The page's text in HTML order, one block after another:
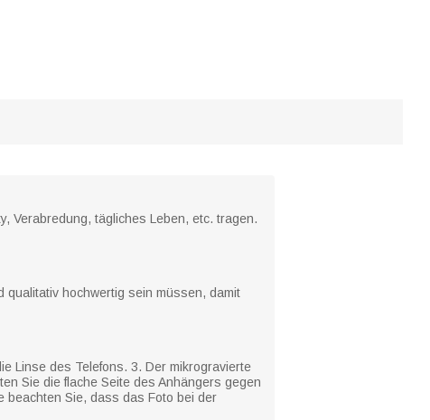
Verabredung, tägliches Leben, etc. tragen.
qualitativ hochwertig sein müssen, damit
Linse des Telefons. 3. Der mikrogravierte
Sie die flache Seite des Anhängers gegen
beachten Sie, dass das Foto bei der